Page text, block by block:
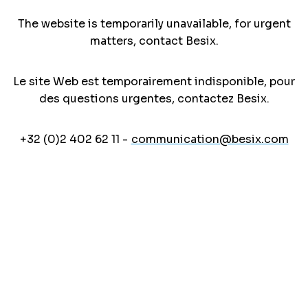
The website is temporarily unavailable, for urgent
matters, contact Besix.
Le site Web est temporairement indisponible, pour
des questions urgentes, contactez Besix.
+32 (0)2 402 62 11 - communication@besix.com